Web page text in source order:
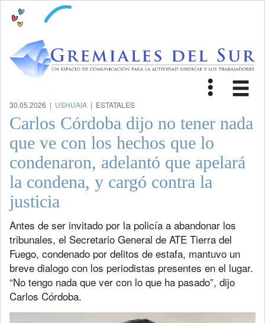
Toggle
30.05.2026 | USHUAIA | ESTATALES
Carlos Córdoba dijo no tener nada
que ve con los hechos que lo
condenaron, adelantó que apelará
la condena, y cargó contra la
justicia
Antes de ser invitado por la policía a abandonar los
tribunales, el Secretario General de ATE Tierra del
Fuego, condenado por delitos de estafa, mantuvo un
breve dialogo con los periodistas presentes en el lugar.
“No tengo nada que ver con lo que ha pasado”, dijo
Carlos Córdoba.